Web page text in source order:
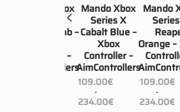
Mando Xbox
Series X
Cabalt Blue –
Xbox
Controller –
AimControllers
109.00€
-
234.00€Rango
de
Mando
Orange –
109.00€
-
234.00€de
Mando Xbox
Sticker Bomb –
Controller –
AimControllers